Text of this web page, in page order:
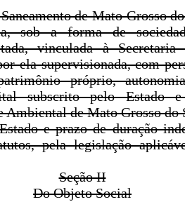
de Mato Grosso
sob a forma de
vinculada à Secretaria
ela supervisionada, com
próprio,
subscrito pelo Estado
Ambiental de Mato Grosso
e prazo de duração
pela legislação
Seção II
Do Objeto Social